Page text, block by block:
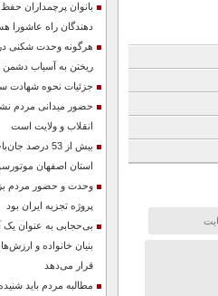
بانوان پرچمداران حفظ
دهندگان راه عاشورا
هرگونه وحدت شکنی
ریختن به آسیاب
جزئیات نحوه شهادت
حضور میدانی مردم
انقلاب و ولایت است
بیش از 53 درصد
استان اصفهان
وحدت و حضور مردم
پروژه تجزیه ایران بود
بی‌حجابی به عنوان یک
بنیان خانواده و
قرار می‌دهد
مطالبه مردم باید